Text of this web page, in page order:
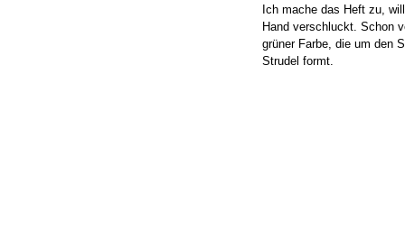
Ich mache das Heft zu,
Hand verschluckt. Schon
grüner Farbe, die um den
Strudel formt.